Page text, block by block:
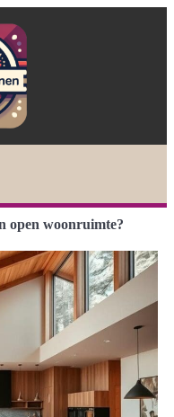
open woonruimte?